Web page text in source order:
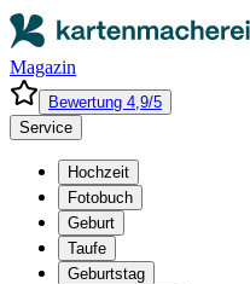
Magazin
Bewertung 4,9/5
Service
Hochzeit
Fotobuch
Geburt
Taufe
Geburtstag